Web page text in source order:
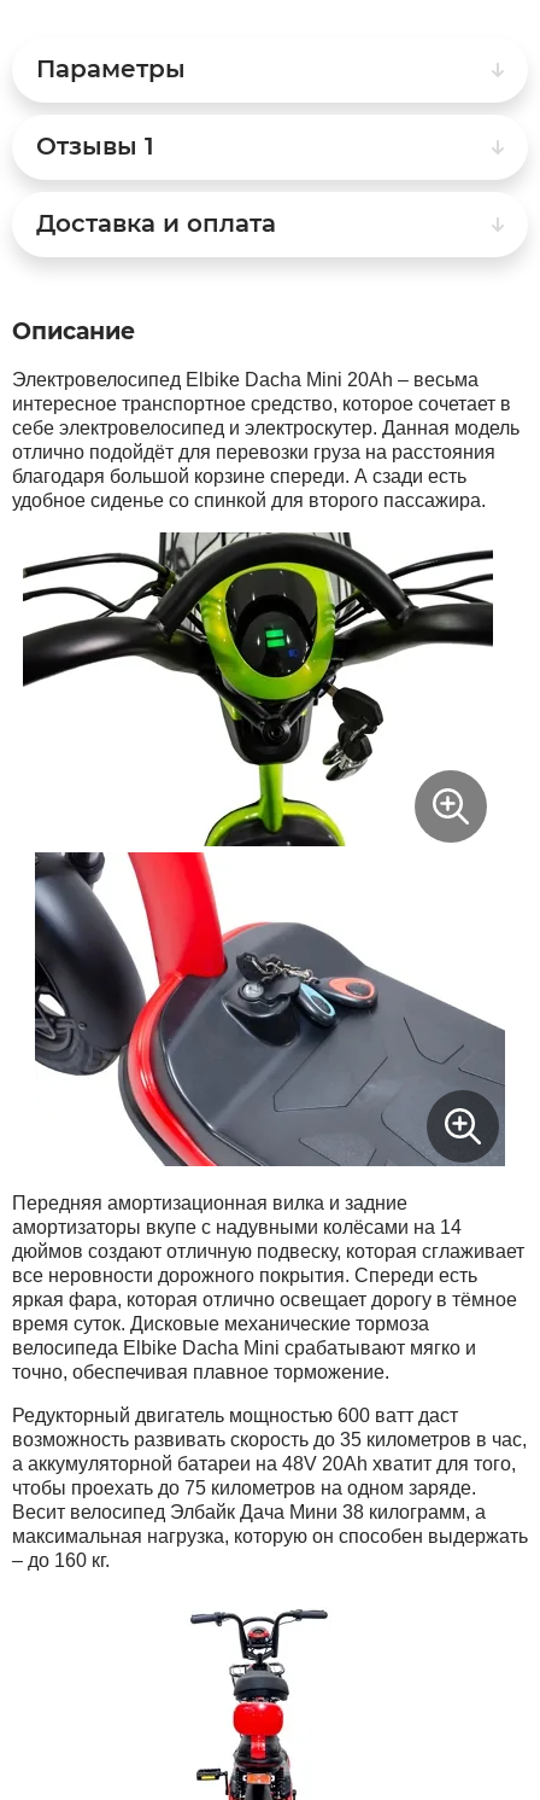
Syccyba
Wenbo
White
Xiaomi
Сянчу
Параметры
Отзывы 1
Доставка и оплата
Описание
Электровелосипед Elbike Dacha Mini 20Ah – весьма
интересное транспортное средство, которое сочетает в
себе электровелосипед и электроскутер. Данная модель
отлично подойдёт для перевозки груза на расстояния
благодаря большой корзине спереди. А сзади есть
удобное сиденье со спинкой для второго пассажира.
Передняя амортизационная вилка и задние
амортизаторы вкупе с надувными колёсами на 14
дюймов создают отличную подвеску, которая сглаживает
все неровности дорожного покрытия. Спереди есть
яркая фара, которая отлично освещает дорогу в тёмное
время суток. Дисковые механические тормоза
велосипеда Elbike Dacha Mini срабатывают мягко и
точно, обеспечивая плавное торможение.
Редукторный двигатель мощностью 600 ватт даст
возможность развивать скорость до 35 километров в час,
а аккумуляторной батареи на 48V 20Ah хватит для того,
чтобы проехать до 75 километров на одном заряде.
Весит велосипед Элбайк Дача Мини 38 килограмм, а
максимальная нагрузка, которую он способен выдержать
– до 160 кг.